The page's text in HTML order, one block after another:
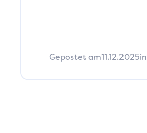
Gepostet am11.12.2025in